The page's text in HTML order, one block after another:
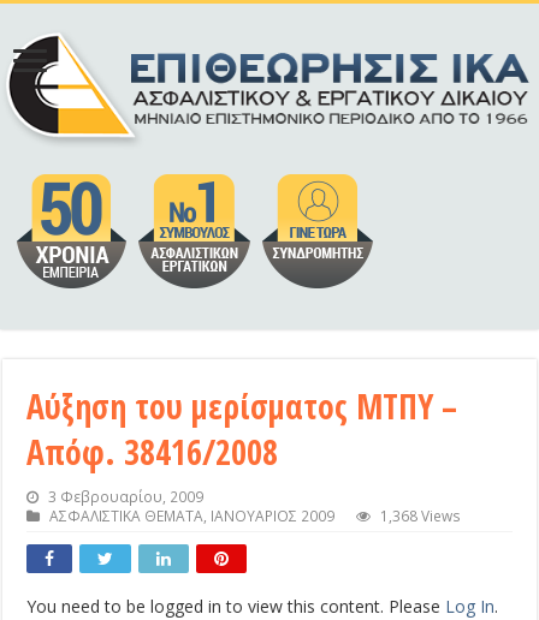
Αύξηση του μερίσματος ΜΤΠΥ –
Απόφ. 38416/2008
3 Φεβρουαρίου, 2009
ΑΣΦΑΛΙΣΤΙΚΑ ΘΕΜΑΤΑ, ΙΑΝΟΥΑΡΙΟΣ 2009 1,368 Views
You need to be logged in to view this content. Please Log In.